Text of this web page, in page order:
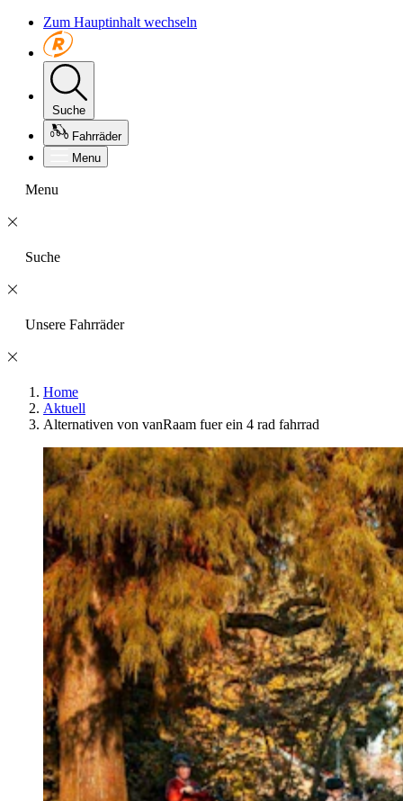
Zum Hauptinhalt wechseln
Suche
Fahrräder
Menu
Menu
Suche
Unsere Fahrräder
Home
Aktuell
Alternativen von vanRaam fuer ein 4 rad fahrrad